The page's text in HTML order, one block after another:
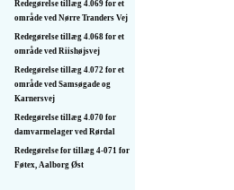
Redegørelse tillæg 4.069 for et
område ved Nørre Tranders Vej
Redegørelse tillæg 4.068 for et
område ved Riishøjsvej
Redegørelse tillæg 4.072 for et
område ved Samsøgade og
Karnersvej
Redegørelse tillæg 4.070 for
damvarmelager ved Rørdal
Redegørelse for tillæg 4-071 for
Føtex, Aalborg Øst